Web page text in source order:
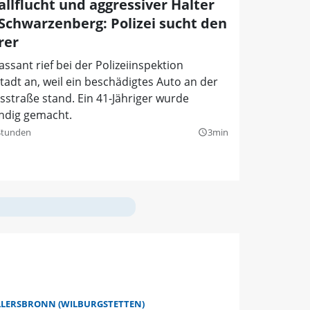
und aggressiver Halter
Polizei sucht den
rief bei der Polizeiinspektion
an, weil ein beschädigtes Auto an der
stand. Ein 41-Jähriger wurde
gemacht.
query_builder3min
(WILBURGSTETTEN)